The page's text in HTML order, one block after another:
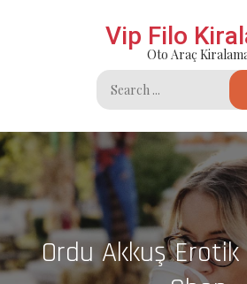
Vip Filo
Oto Araç
Search
for:
Ordu Akkuş